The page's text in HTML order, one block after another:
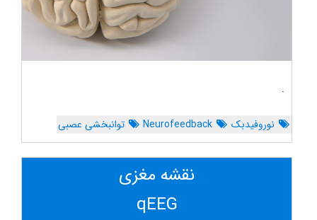
.
نوروفیدبک Neurofeedback توانبخشی عصبی
نقشه مغزی
qEEG